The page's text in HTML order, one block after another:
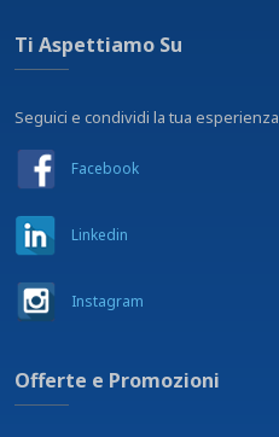
Ti Aspettiamo Su
Seguici e condividi la tua esperienza
Facebook
Linkedin
Instagram
Offerte e Promozioni